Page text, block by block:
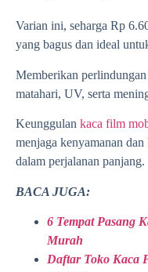
Varian ini, seharga Rp
yang bagus dan ideal
Memberikan
matahari, UV, serta
Keunggulan kaca film
menjaga kenyamanan
dalam perjalanan panjang.
BACA JUGA:
6 Tempat Pasang
Murah
Daftar Toko Kaca